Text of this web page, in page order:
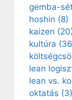
gemba-
hoshin (8)
kaizen
kultúra
lean
lean vs.
oktatás (3)